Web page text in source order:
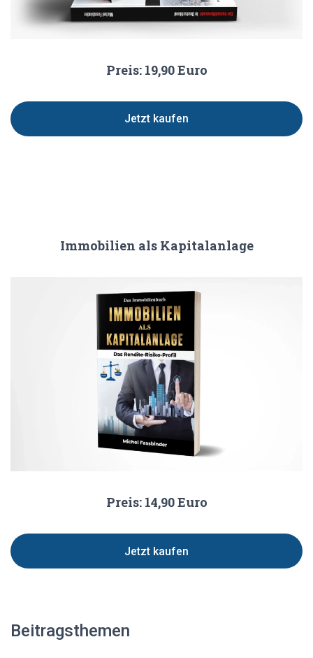
Preis: 19,90 Euro
Jetzt kaufen
Immobilien als Kapitalanlage
Preis: 14,90 Euro
Jetzt kaufen
Beitragsthemen